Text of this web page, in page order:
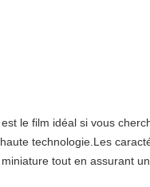
le film idéal si vous
technologie.Les
tout en assurant